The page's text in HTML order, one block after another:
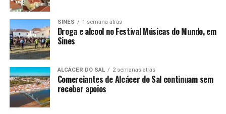
SINES 1 semana atrás
Droga e alcool no Festival Músicas do Mundo, em
Sines
ALCÁCER DO SAL 2 semanas atrás
Comerciantes de Alcácer do Sal continuam sem
receber apoios